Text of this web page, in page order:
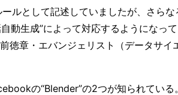
ルとして記述していましたが、さらな
動生成”によって対応するようになって
徳章・エバンジェリスト（データサイ
の“Blender”の2つが知られている